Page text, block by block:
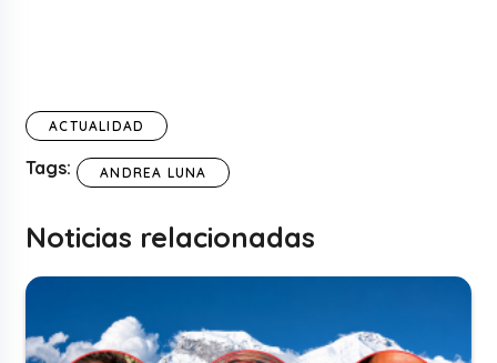
ACTUALIDAD
Tags: ANDREA LUNA
Noticias relacionadas